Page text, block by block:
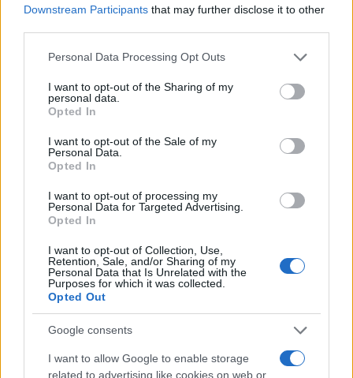
Downstream Participants that may further disclose it to other
Please note that this website/app uses one or more Google
not limited to your visit or usage behaviour. You may click to
grant or deny consent to Google and its third-party tags to
use your data for below specified purposes in below Google
consent section.
Personal Data Processing Opt Outs
I want to opt-out of the Sharing of my
personal data.
Opted In
I want to opt-out of the Sale of my
Personal Data.
Opted In
I want to opt-out of processing my
Personal Data for Targeted Advertising.
Opted In
I want to opt-out of Collection, Use,
Retention, Sale, and/or Sharing of my
Personal Data that Is Unrelated with the
Purposes for which it was collected.
Opted Out
Google consents
I want to allow Google to enable storage
related to advertising like cookies on web or